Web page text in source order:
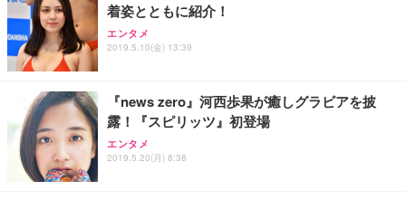
Sezlife オフィスチェア デスクチェア 疲れない テレ
ワーク チェア 強化バックレスト 30度ロッキング機
能 人間工学 椅子 腰サポート 90度跳ね上げ式アーム
務用 おしゃれ パソコンチェア (ブラック)
Sezlife オフィスチェア デスクチェア 疲れない テレ
ワーク チェア 強化バックレスト 30度ロッキング機
能 人間工学 椅子 腰サポート 90度跳ね上げ式アーム
【純正品】27"ゲーミングモニター DualSense 充電
フック付き（CFI-ZDM1J）
【整備済み品】Dell E2724HS 27インチ 液晶モニタ
ー フルHD（1920×1080）VA 非光沢 HDMI/DisplayP
ort/VGA スピーカー内蔵 高さ調整 スイベル VESA対
ネオ・ルーライフ ネオ・オムツ L 中型犬用 26枚入
り 単品
Smart Basic(スマートベーシック) 【Amazon.co.jp
限定】 Smart Basic アイリスオーヤマ ペットシーツ
超厚型 お徳用 ワイド 100枚入 (x 1) (ケース販売)
着姿とともに紹介！
エンタメ
2019.5.10(金) 13:39
『news zero』河西歩果が癒しグラビアを披
露！『スピリッツ』初登場
エンタメ
2019.5.20(月) 8:38